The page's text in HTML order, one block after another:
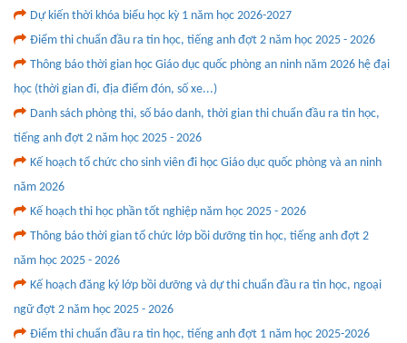
Dự kiến thời khóa biểu học kỳ 1 năm học 2026-2027
Điểm thi chuẩn đầu ra tin học, tiếng anh đợt 2 năm học 2025 - 2026
Thông báo thời gian học Giáo dục quốc phòng an ninh năm 2026 hệ đại
học (thời gian đi, địa điểm đón, số xe...)
Danh sách phòng thi, số báo danh, thời gian thi chuẩn đầu ra tin học,
tiếng anh đợt 2 năm học 2025 - 2026
Kế hoạch tổ chức cho sinh viên đi học Giáo dục quốc phòng và an ninh
năm 2026
Kế hoạch thi học phần tốt nghiệp năm học 2025 - 2026
Thông báo thời gian tổ chức lớp bồi dưỡng tin học, tiếng anh đợt 2
năm học 2025 - 2026
Kế hoạch đăng ký lớp bồi dưỡng và dự thi chuẩn đầu ra tin học, ngoại
ngữ đợt 2 năm học 2025 - 2026
Điểm thi chuẩn đầu ra tin học, tiếng anh đợt 1 năm học 2025-2026